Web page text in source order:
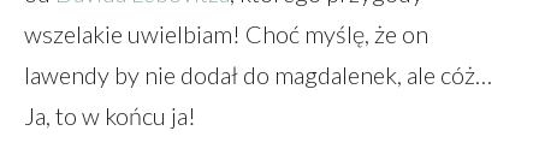
wszelakie uwielbiam! Choć myślę, że on
lawendy by nie dodał do magdalenek, ale cóż…
Ja, to w końcu ja!